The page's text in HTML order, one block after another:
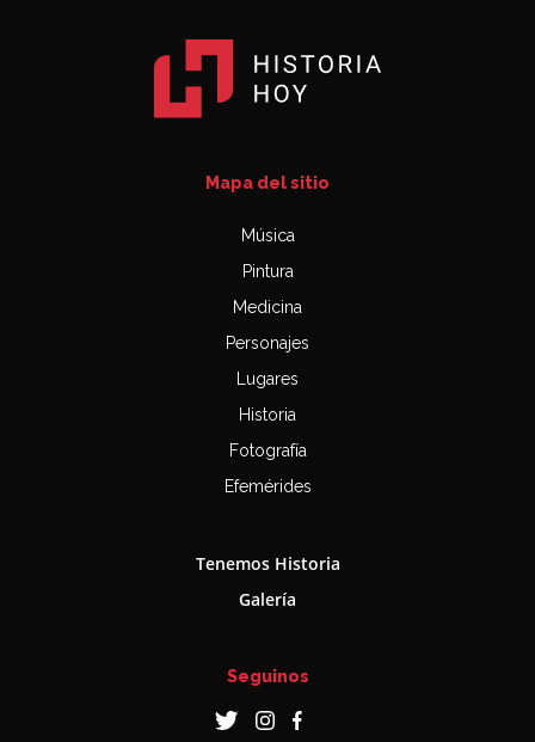
Mapa del sitio
Música
Pintura
Medicina
Personajes
Lugares
Historia
Fotografía
Efemérides
Tenemos Historia
Galería
Seguinos